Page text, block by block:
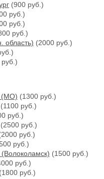
(900 руб.)
руб.)
руб.)
руб.)
область) (2000 руб.)
(МО) (1300 руб.)
(1100 руб.)
руб.)
(2500 руб.)
руб.)
руб.)
(1500 руб.)
руб.)
(1800 руб.)